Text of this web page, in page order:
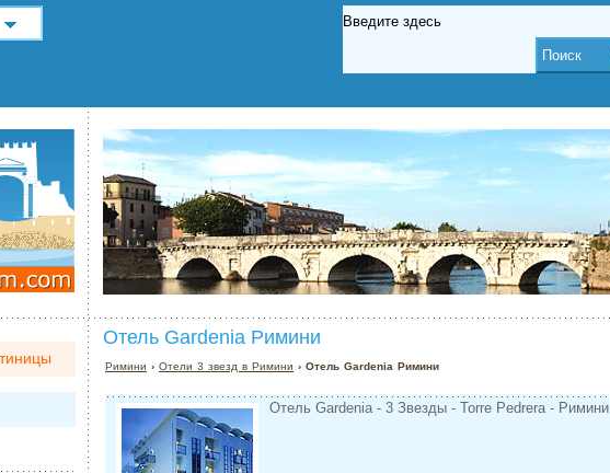
Отель Gardenia Римини
Римини ›Отели 3 звезд в Римини › Отель Gardenia Римини
Отель Gardenia - 3 Звезды - Torre Pedrera - Римини
Поиск